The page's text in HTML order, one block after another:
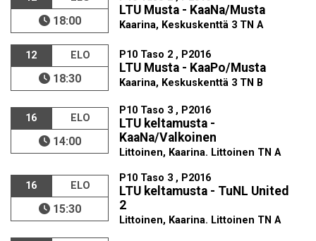
18:00
LTU Musta - KaaNa/Musta
Kaarina, Keskuskenttä 3 TN A
12 ELO
18:30
P10 Taso 2 , P2016
LTU Musta - KaaPo/Musta
Kaarina, Keskuskenttä 3 TN B
16 ELO
14:00
P10 Taso 3 , P2016
LTU keltamusta -
KaaNa/Valkoinen
Littoinen, Kaarina. Littoinen TN A
16 ELO
15:30
P10 Taso 3 , P2016
LTU keltamusta - TuNL United
2
Littoinen, Kaarina. Littoinen TN A